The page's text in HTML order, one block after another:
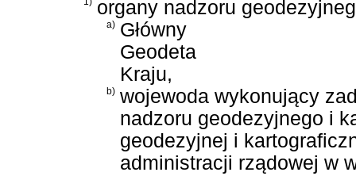
organy nadzoru
a) Główny
Geodeta
Kraju,
b) wojewoda wykonujący
nadzoru geodezyjnego i
geodezyjnej i
administracji rządowej w